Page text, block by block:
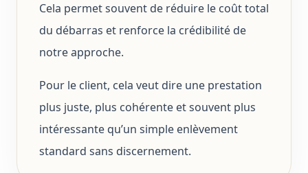
Cela permet souvent de réduire le coût total
du débarras et renforce la crédibilité de
notre approche.
Pour le client, cela veut dire une prestation
plus juste, plus cohérente et souvent plus
intéressante qu’un simple enlèvement
standard sans discernement.